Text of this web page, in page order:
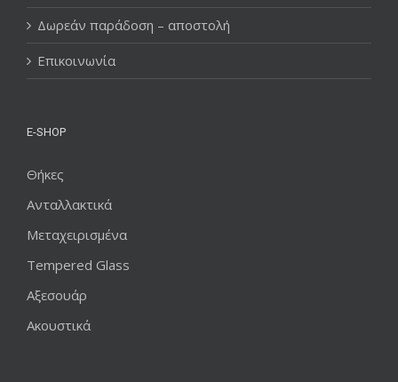
Δωρεάν παράδοση – αποστολή
Επικοινωνία
E-SHOP
Θήκες
Ανταλλακτικά
Μεταχειρισμένα
Tempered Glass
Αξεσουάρ
Ακουστικά